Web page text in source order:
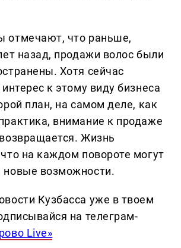
отмечают, что раньше,
назад, продажи волос были
Хотя сейчас
к этому виду бизнеса
план, на самом деле, как
внимание к продаже
Жизнь
на каждом повороте могут
новые возможности.
Кузбасса уже в твоем
на телеграм-
Live»